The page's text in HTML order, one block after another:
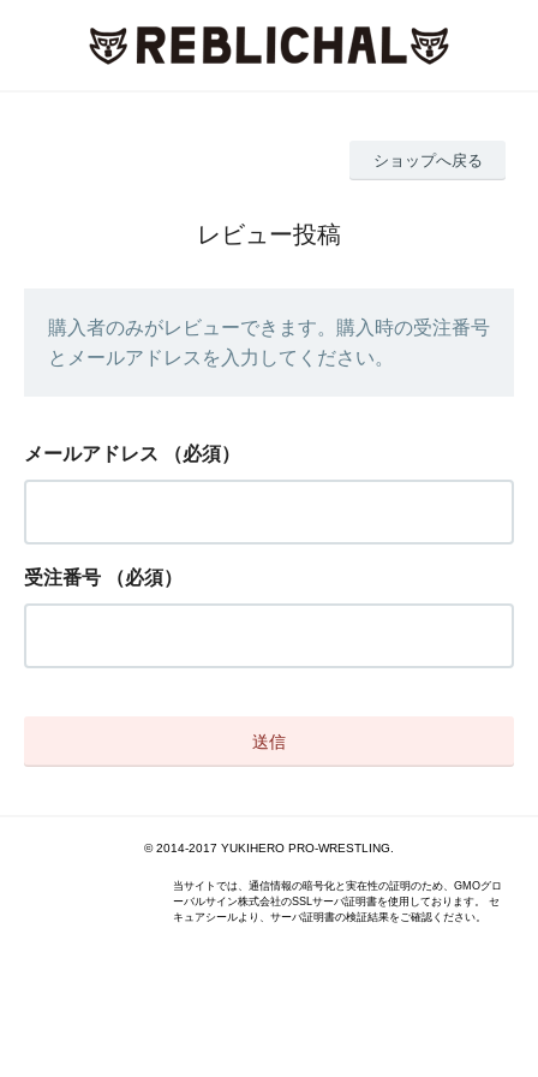
ショップへ戻る
レビュー投稿
購入者のみがレビューできます。購入時の受注番号
とメールアドレスを入力してください。
メールアドレス （必須）
受注番号 （必須）
© 2014-2017 YUKIHERO PRO-WRESTLING.
当サイトでは、通信情報の暗号化と実在性の証明のため、GMOグロ
ーバルサイン株式会社のSSLサーバ証明書を使用しております。 セ
キュアシールより、サーバ証明書の検証結果をご確認ください。